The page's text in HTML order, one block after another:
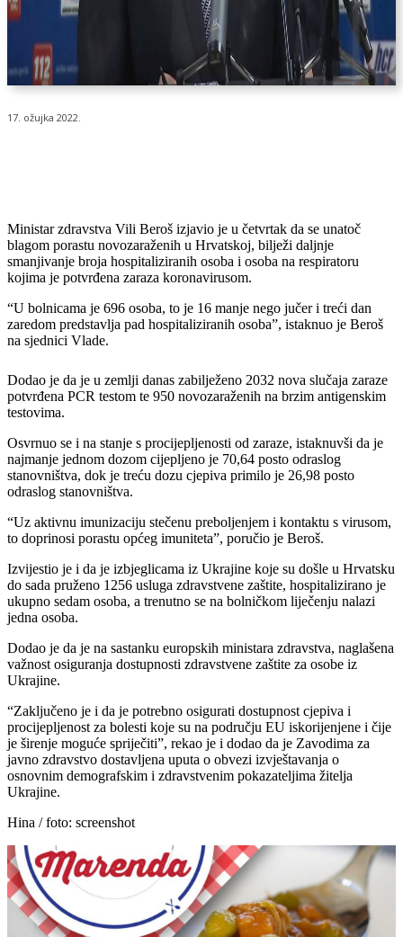
17. ožujka 2022.
Ministar zdravstva Vili Beroš izjavio je u četvrtak da se unatoč
blagom porastu novozaraženih u Hrvatskoj, bilježi daljnje
smanjivanje broja hospitaliziranih osoba i osoba na respiratoru
kojima je potvrđena zaraza koronavirusom.
“U bolnicama je 696 osoba, to je 16 manje nego jučer i treći dan
zaredom predstavlja pad hospitaliziranih osoba”, istaknuo je Beroš
na sjednici Vlade.
Dodao je da je u zemlji danas zabilježeno 2032 nova slučaja zaraze
potvrđena PCR testom te 950 novozaraženih na brzim antigenskim
testovima.
Osvrnuo se i na stanje s procijepljenosti od zaraze, istaknuvši da je
najmanje jednom dozom cijepljeno je 70,64 posto odraslog
stanovništva, dok je treću dozu cjepiva primilo je 26,98 posto
odraslog stanovništva.
“Uz aktivnu imunizaciju stečenu preboljenjem i kontaktu s virusom,
to doprinosi porastu općeg imuniteta”, poručio je Beroš.
Izvijestio je i da je izbjeglicama iz Ukrajine koje su došle u Hrvatsku
do sada pruženo 1256 usluga zdravstvene zaštite, hospitalizirano je
ukupno sedam osoba, a trenutno se na bolničkom liječenju nalazi
jedna osoba.
Dodao je da je na sastanku europskih ministara zdravstva, naglašena
važnost osiguranja dostupnosti zdravstvene zaštite za osobe iz
Ukrajine.
“Zaključeno je i da je potrebno osigurati dostupnost cjepiva i
procijepljenost za bolesti koje su na području EU iskorijenjene i čije
je širenje moguće spriječiti”, rekao je i dodao da je Zavodima za
javno zdravstvo dostavljena uputa o obvezi izvještavanja o
osnovnim demografskim i zdravstvenim pokazateljima žitelja
Ukrajine.
Hina / foto: screenshot